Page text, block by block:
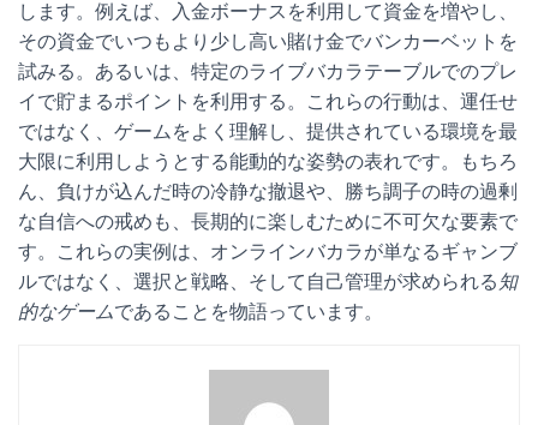
します。例えば、入金ボーナスを利用して資金を増やし、
その資金でいつもより少し高い賭け金でバンカーベットを
試みる。あるいは、特定のライブバカラテーブルでのプレ
イで貯まるポイントを利用する。これらの行動は、運任せ
ではなく、ゲームをよく理解し、提供されている環境を最
大限に利用しようとする能動的な姿勢の表れです。もちろ
ん、負けが込んだ時の冷静な撤退や、勝ち調子の時の過剰
な自信への戒めも、長期的に楽しむために不可欠な要素で
す。これらの実例は、オンラインバカラが単なるギャンブ
ルではなく、選択と戦略、そして自己管理が求められる 知
的なゲームであることを物語っています。